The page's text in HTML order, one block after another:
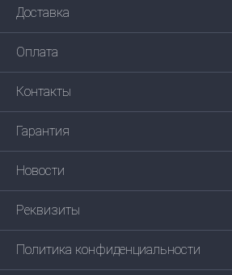
Доставка
Оплата
Контакты
Гарантия
Новости
Реквизиты
Политика конфиденциальности